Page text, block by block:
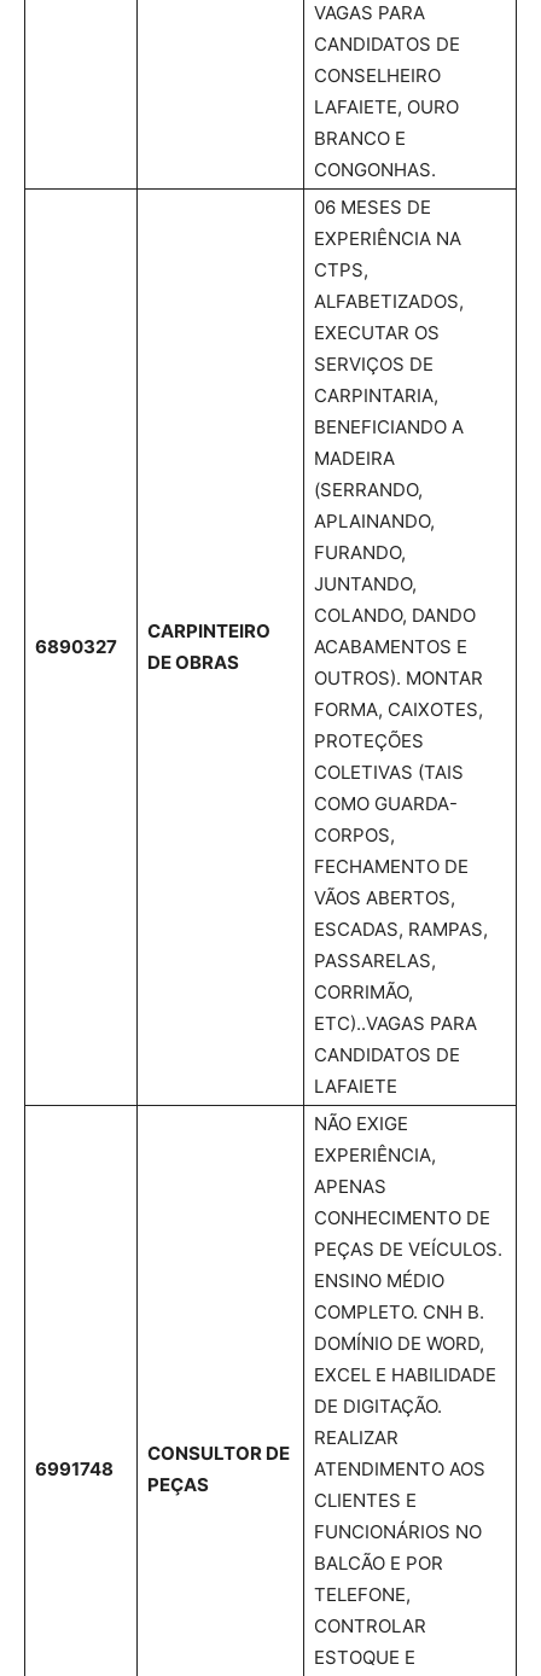
VAGAS PARA
CANDIDATOS DE
CONSELHEIRO
LAFAIETE, OURO
BRANCO E
CONGONHAS.
6890327
CARPINTEIRO
DE OBRAS
06 MESES DE
EXPERIÊNCIA NA
CTPS,
ALFABETIZADOS,
EXECUTAR OS
SERVIÇOS DE
CARPINTARIA,
BENEFICIANDO A
MADEIRA
(SERRANDO,
APLAINANDO,
FURANDO,
JUNTANDO,
COLANDO, DANDO
ACABAMENTOS E
OUTROS). MONTAR
FORMA, CAIXOTES,
PROTEÇÕES
COLETIVAS (TAIS
COMO GUARDA-
CORPOS,
FECHAMENTO DE
VÃOS ABERTOS,
ESCADAS, RAMPAS,
PASSARELAS,
CORRIMÃO,
ETC)..VAGAS PARA
CANDIDATOS DE
LAFAIETE
6991748
CONSULTOR DE
PEÇAS
NÃO EXIGE
EXPERIÊNCIA,
APENAS
CONHECIMENTO DE
PEÇAS DE VEÍCULOS.
ENSINO MÉDIO
COMPLETO. CNH B.
DOMÍNIO DE WORD,
EXCEL E HABILIDADE
DE DIGITAÇÃO.
REALIZAR
ATENDIMENTO AOS
CLIENTES E
FUNCIONÁRIOS NO
BALCÃO E POR
TELEFONE,
CONTROLAR
ESTOQUE E